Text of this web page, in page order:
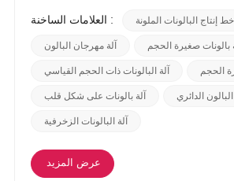
في منشور المدونة هذا، سنقدم لك فئات
هذه الزخرفة السحرية المبهجة بشكل
العلامات الساخنة : خط إنتاج البالونات الملونة
آلة مهرجان البالون بالونات صغيرة الحجم
آلة البالونات ذات الحجم القياسي الحجم
آلة بالونات على شكل قلب البالون الدائري
آلة البالونات الزخرفية
عرض المزيد